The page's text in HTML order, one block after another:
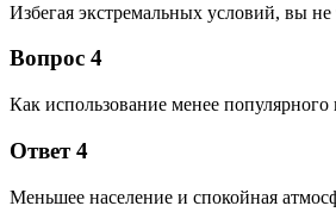
Избегая экстремальных условий, вы
Вопрос 4
Как использование менее
Ответ 4
Меньшее население и спокойная